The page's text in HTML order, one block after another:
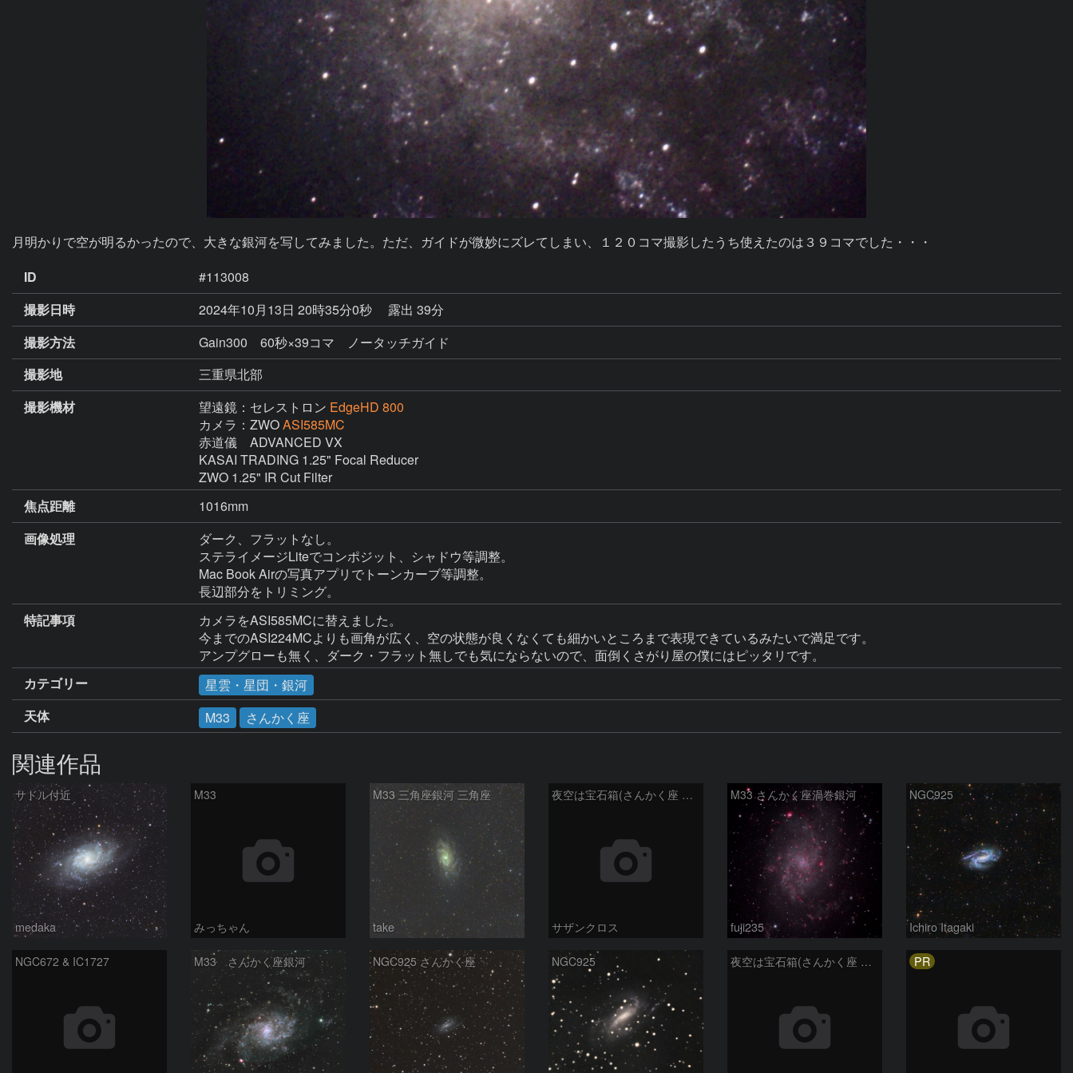
月明かりで空が明るかったので、大きな銀河を写してみました。ただ、ガイドが微妙にズレてしまい、１２０コマ撮影したうち使えたのは３９コマでした・・・
ID
#113008
撮影日時
2024年10月13日 20時35分0秒
露出 39分
撮影方法
Gain300 60秒×39コマ ノータッチガイド
撮影地
三重県北部
撮影機材
望遠鏡：セレストロン EdgeHD 800
カメラ：ZWOASI585MC
赤道儀　ADVANCED VX
KASAI TRADING 1.25" Focal Reducer
焦点距離
1016mm
画像処理
ダーク、フラットなし。
ステライメージLiteでコンポジット、シャドウ等調整。
Mac Book Airの写真アプリでトーンカーブ等調整。
長辺部分をトリミング。
特記事項
カメラをASI585MCに替えました。
今までのASI224MCよりも画角が広く、空の状態が良くなくても細かいところまで表現できているみたいで満足です。
アンプグローも無く、ダーク・フラット無しでも気にならないので、面倒くさがり屋の僕にはピッタリです。
カテゴリー
星雲・星団・銀河
天体
M33 さんかく座
関連作品
サドル付近
medaka
M33
みっちゃん
M33 三角座銀河 三角座
take
夜空は宝石箱(さんかく座 M33) Seestar50
サザンクロス
M33 さんかく座渦巻銀河
fuji235
NGC925
Ichiro Itagaki
NGC672 & IC1727 M33 さんかく座銀河 NGC925 さんかく座 NGC925 夜空は宝石箱(さんかく座 M33) Seestar50 PR